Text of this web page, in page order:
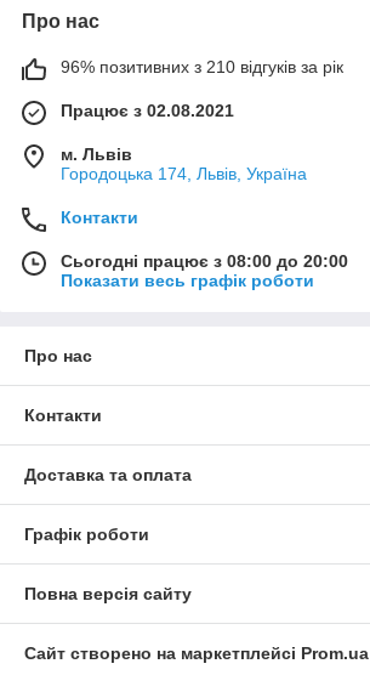
Про нас
96% позитивних з 210 відгуків за рік
Працює з 02.08.2021
м. Львів
Городоцька 174, Львів, Україна
Контакти
Сьогодні працює з 08:00 до 20:00
Показати весь графік роботи
Про нас
Контакти
Доставка та оплата
Графік роботи
Повна версія сайту
Сайт створено на маркетплейсі Prom.ua